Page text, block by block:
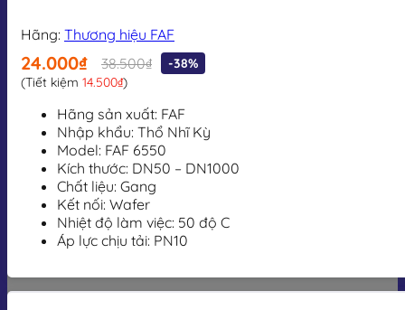
Hãng: Thương hiệu FAF
24.000₫ 38.500₫
-38%
(Tiết kiệm 14.500₫)
Hãng sản xuất: FAF
Nhập khẩu: Thổ Nhĩ Kỳ
Model: FAF 6550
Kích thước: DN50 – DN1000
Chất liệu: Gang
Kết nối: Wafer
Nhiệt độ làm việc: 50 độ C
Áp lực chịu tải: PN10